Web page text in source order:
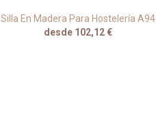
Silla En Madera Para Hostelería A94
desde 102,12 €